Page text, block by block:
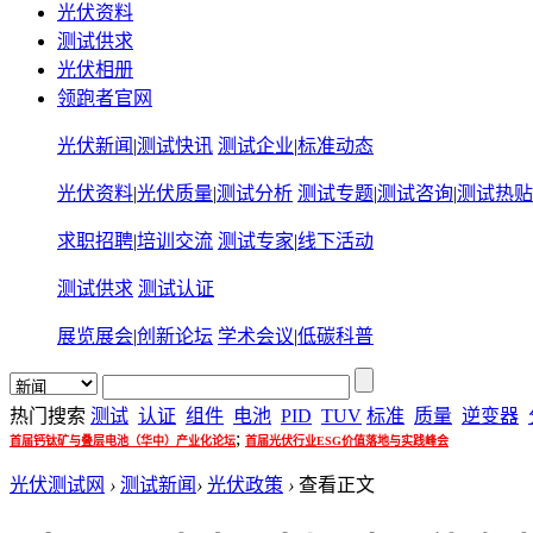
光伏资料
测试供求
光伏相册
领跑者官网
光伏新闻 |测试快讯 测试企业|标准动态
光伏资料|光伏质量|测试分析 测试专题|测试咨询|测试热贴
求职招聘|培训交流 测试专家|线下活动
测试供求 测试认证
展览展会|创新论坛 学术会议|低碳科普
热门搜索 测试 认证 组件 电池 PID TUV 标准 质量 逆变器
首届钙钛矿与叠层电池（华中）产业化论坛; 首届光伏行业ESG价值落地与实践峰会
光伏测试网 › 测试新闻 › 光伏政策 › 查看正文